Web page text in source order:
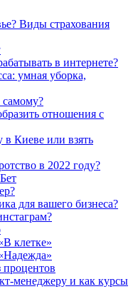
Виды страхования
в интернете?
умная уборка,
самому?
отношения с
в Киеве или взять
в 2022 году?
для вашего бизнеса?
клетке»
процентов
менеджеру и как курсы